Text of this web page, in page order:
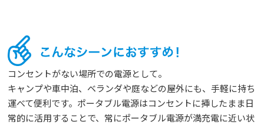
コンセントがない場所での電源として。
キャンプや車中泊、ベランダや庭などの屋外にも、手軽に持ち
運べて便利です。ポータブル電源はコンセントに挿したまま日
常的に活用することで、常にポータブル電源が満充電に近い状